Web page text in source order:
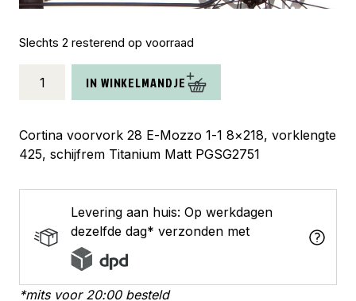
Slechts 2 resterend op voorraad
voorvork
Mozzo
titanium
aantal
IN WINKELMANDJE
Cortina voorvork 28 E-Mozzo 1-1 8×218, vorklengte
425, schijfrem Titanium Matt PGSG2751
Levering aan huis: Op werkdagen
dezelfde dag* verzonden met
*mits voor 20:00 besteld